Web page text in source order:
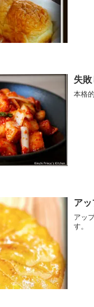
失
本格
ア
アッ
す。